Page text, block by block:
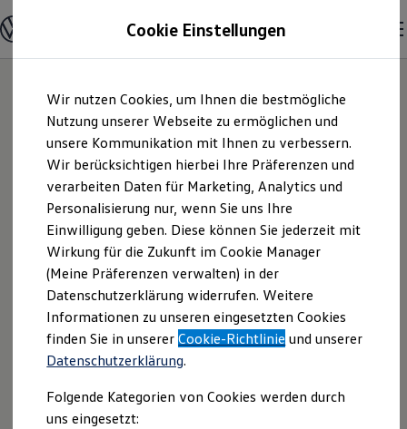
Hauptinhalt
springen
Footer
springen
Modelle und Konfigurator
Konfigurator
Modelle vergleichen
Elektroautos
ENERGY Sondermodelle
Nutzfahrzeuge
SUV und CUV
Familienautos
Kombis
Kompaktwagen
Sportwagen
Schnell verfügbare Fahrzeuge
Angebote und Produkte
Aktuelle Angebote
E-Auto-Förderung
Volkswagen Marktplatz
Die ENERGY Sondermodelle
Junge Gebrauchtwagen und Gebrauchtwagen
Volkswagen Zertifizierte Gebrauchtwagen
Elektromobilität bei Gebrauchtwagen
Saisonangebote
Reifenpakete
Hahn Automobile
GmbH + Co. KG NL
Bietigheim-
Bissingen |
Impressum &
Rechtliches
Cookie Einstellungen
Wir nutzen Cookies, um Ihnen die bestmögliche
Nutzung unserer Webseite zu ermöglichen und
unsere Kommunikation mit Ihnen zu verbessern.
Wir berücksichtigen hierbei Ihre Präferenzen und
verarbeiten Daten für Marketing, Analytics und
Personalisierung nur, wenn Sie uns Ihre
Einwilligung geben. Diese können Sie jederzeit mit
Wirkung für die Zukunft im Cookie Manager
(Meine Präferenzen verwalten) in der
Datenschutzerklärung widerrufen. Weitere
Informationen zu unseren eingesetzten Cookies
finden Sie in unsererCookie-Richtlinie und unserer
Datenschutzerklärung.
Folgende Kategorien von Cookies werden durch
uns eingesetzt: